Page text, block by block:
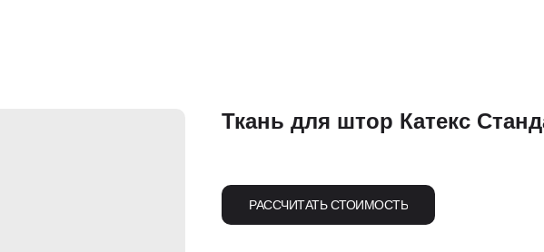
Ткань для штор Катекс
РАССЧИТАТЬ СТОИМОСТЬ